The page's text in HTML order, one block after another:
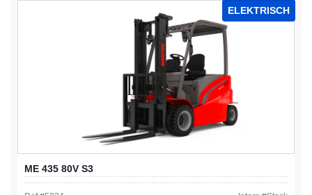
ELEKTRISCH
ME 435 80V S3